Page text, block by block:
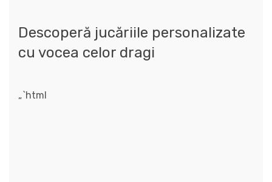
Descoperă jucăriile personalizate
cu vocea celor dragi
„`html